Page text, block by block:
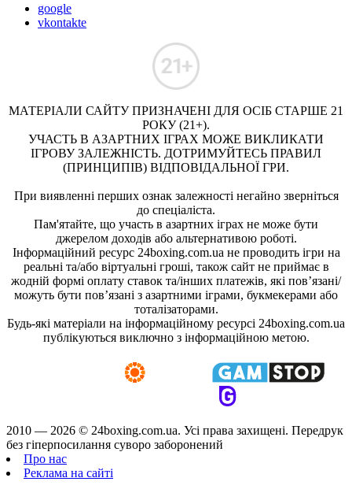
google
vkontakte
МАТЕРІАЛИ САЙТУ ПРИЗНАЧЕНІ ДЛЯ ОСІБ СТАРШЕ 21
РОКУ (21+).
УЧАСТЬ В АЗАРТНИХ ІГРАХ МОЖЕ ВИКЛИКАТИ
ІГРОВУ ЗАЛЕЖНІСТЬ. ДОТРИМУЙТЕСЬ ПРАВИЛ
(ПРИНЦИПІВ) ВІДПОВІДАЛЬНОЇ ГРИ.
При виявленні перших ознак залежності негайно зверніться
до спеціаліста.
Пам'ятайте, що участь в азартних іграх не може бути
джерелом доходів або альтернативою роботі.
Інформаційний ресурс 24boxing.com.ua не проводить ігри на
реальні та/або віртуальні гроші, також сайт не приймає в
жодній формі оплату ставок та/інших платежів, які пов’язані/
можуть бути пов’язані з азартними іграми, букмекерами або
тоталізаторами.
Будь-які матеріали на інформаційному ресурсі 24boxing.com.ua
публікуються виключно з інформаційною метою.
2010 — 2026 © 24boxing.com.ua. Усi права захищенi. Передрук
без гіперпосилання суворо заборонений
Про нас
Реклама на сайті